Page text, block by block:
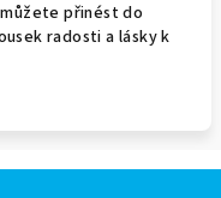
přinést do
radosti a lásky k